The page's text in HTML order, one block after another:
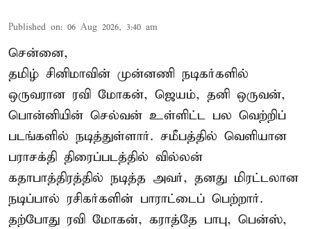
Published on: 06 Aug 2026, 3:40 am
சென்னை,
தமிழ் சினிமாவின் முன்னணி நடிகர்களில்
ஒருவரான ரவி மோகன், ஜெயம், தனி ஒருவன்,
பொன்னியின் செல்வன் உள்ளிட்ட பல வெற்றிப்
படங்களில் நடித்துள்ளார். சமீபத்தில் வெளியான
பராசக்தி திரைப்படத்தில் வில்லன்
கதாபாத்திரத்தில் நடித்த அவர், தனது மிரட்டலான
நடிப்பால் ரசிகர்களின் பாராட்டைப் பெற்றார்.
தற்போது ரவி மோகன், கராத்தே பாபு, பென்ஸ்,